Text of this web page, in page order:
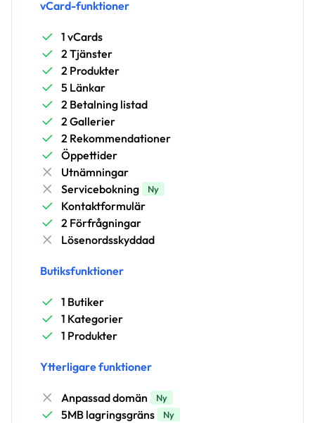
vCard-funktioner
1 vCards
2 Tjänster
2 Produkter
5 Länkar
2 Betalning listad
2 Gallerier
2 Rekommendationer
Öppettider
Utnämningar
Servicebokning
Ny
Kontaktformulär
2 Förfrågningar
Lösenordsskyddad
Butiksfunktioner
1 Butiker
1 Kategorier
1 Produkter
Ytterligare funktioner
Anpassad domän Ny
5MB lagringsgräns Ny